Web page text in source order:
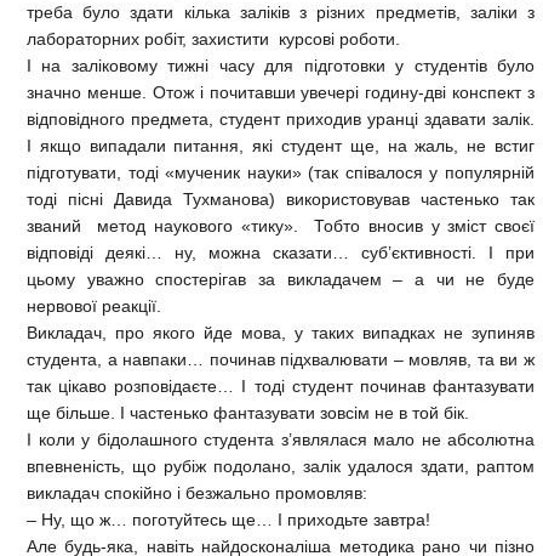
треба було здати кілька заліків з різних предметів, заліки з
лабораторних робіт, захистити курсові роботи.
І на заліковому тижні часу для підготовки у студентів було
значно менше. Отож і почитавши увечері годину-дві конспект з
відповідного предмета, студент приходив уранці здавати залік.
І якщо випадали питання, які студент ще, на жаль, не встиг
підготувати, тоді «мученик науки» (так співалося у популярній
тоді пісні Давида Тухманова) використовував частенько так
званий метод наукового «тику». Тобто вносив у зміст своєї
відповіді деякі… ну, можна сказати… суб’єктивності. І при
цьому уважно спостерігав за викладачем – а чи не буде
нервової реакції.
Викладач, про якого йде мова, у таких випадках не зупиняв
студента, а навпаки… починав підхвалювати – мовляв, та ви ж
так цікаво розповідаєте… І тоді студент починав фантазувати
ще більше. І частенько фантазувати зовсім не в той бік.
І коли у бідолашного студента з’являлася мало не абсолютна
впевненість, що рубіж подолано, залік удалося здати, раптом
викладач спокійно і безжально промовляв:
– Ну, що ж… поготуйтесь ще… І приходьте завтра!
Але будь-яка, навіть найдосконаліша методика рано чи пізно